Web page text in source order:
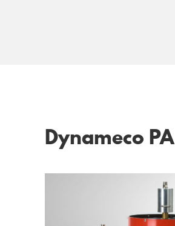
Dynameco PA